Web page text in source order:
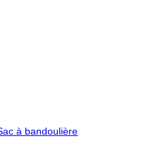
à bandoulière